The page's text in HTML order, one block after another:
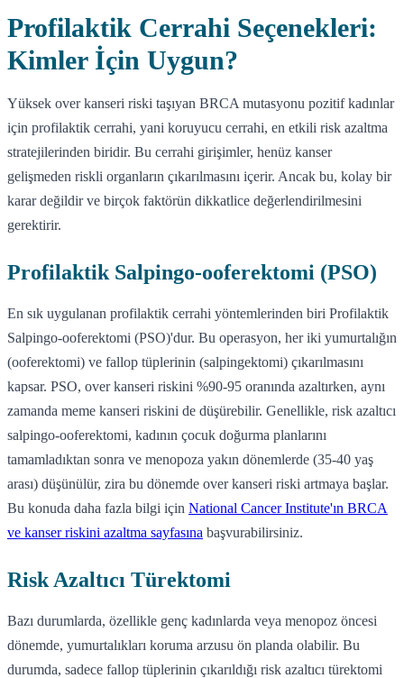
Profilaktik Cerrahi Seçenekleri:
Kimler İçin Uygun?
Yüksek over kanseri riski taşıyan BRCA mutasyonu pozitif kadınlar
için profilaktik cerrahi, yani koruyucu cerrahi, en etkili risk azaltma
stratejilerinden biridir. Bu cerrahi girişimler, henüz kanser
gelişmeden riskli organların çıkarılmasını içerir. Ancak bu, kolay bir
karar değildir ve birçok faktörün dikkatlice değerlendirilmesini
gerektirir.
Profilaktik Salpingo-ooferektomi (PSO)
En sık uygulanan profilaktik cerrahi yöntemlerinden biri Profilaktik
Salpingo-ooferektomi (PSO)'dur. Bu operasyon, her iki yumurtalığın
(ooferektomi) ve fallop tüplerinin (salpingektomi) çıkarılmasını
kapsar. PSO, over kanseri riskini %90-95 oranında azaltırken, aynı
zamanda meme kanseri riskini de düşürebilir. Genellikle, risk azaltıcı
salpingo-ooferektomi, kadının çocuk doğurma planlarını
tamamladıktan sonra ve menopoza yakın dönemlerde (35-40 yaş
arası) düşünülür, zira bu dönemde over kanseri riski artmaya başlar.
Bu konuda daha fazla bilgi için National Cancer Institute'ın BRCA
ve kanser riskini azaltma sayfasına başvurabilirsiniz.
Risk Azaltıcı Türektomi
Bazı durumlarda, özellikle genç kadınlarda veya menopoz öncesi
dönemde, yumurtalıkları koruma arzusu ön planda olabilir. Bu
durumda, sadece fallop tüplerinin çıkarıldığı risk azaltıcı türektomi